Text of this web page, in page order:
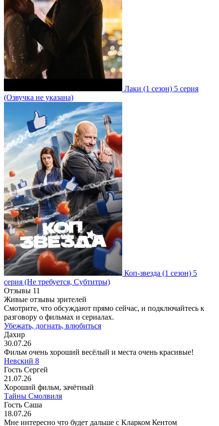
Лаки (1 сезон) 5 серия
(Озвучка не указана)
Коп-звезда (1 сезон) 5
серия (Не требуется, Субтитры)
Отзывы 11
Живые отзывы зрителей
Смотрите, что обсуждают прямо сейчас, и подключайтесь к
разговору о фильмах и сериалах.
Убежать, догнать, влюбиться
Дахир
30.07.26
Фильм очень хороший весёлый и места очень красивые!
Невский 8
Гость Сергей
21.07.26
Хороший фильм, зачётный
Тайны Смолвиля
Гость Саша
18.07.26
Мне интересно что будет дальше с Кларком Кентом